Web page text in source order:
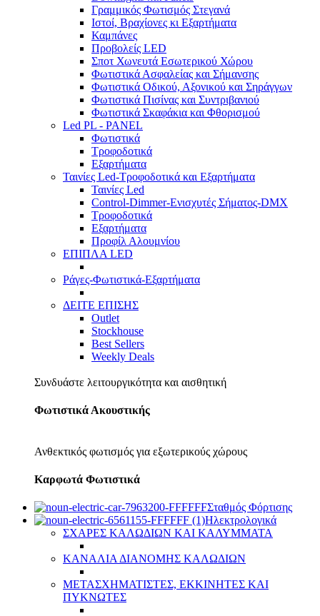
Γραμμικός Φωτισμός Στεγανά
Ιστοί, Βραχίονες κι Εξαρτήματα
Καμπάνες
Προβολείς LED
Σποτ Χωνευτά Εσωτερικού Χώρου
Φωτιστικά Ασφαλείας και Σήμανσης
Φωτιστικά Οδικού, Αξονικού και Σηράγγων
Φωτιστικά Πισίνας και Συντριβανιού
Φωτιστικά Σκαφάκια και Φθορισμού
Led PL - PANEL
Φωτιστικά
Τροφοδοτικά
Εξαρτήματα
Ταινίες Led-Τροφοδοτικά και Εξαρτήματα
Ταινίες Led
Control-Dimmer-Ενισχυτές Σήματος-DMX
Τροφοδοτικά
Εξαρτήματα
Προφίλ Αλουμνίου
ΕΠΙΠΛΑ LED
Ράγες-Φωτιστικά-Εξαρτήματα
ΔΕΙΤΕ ΕΠΙΣΗΣ
Outlet
Stockhouse
Best Sellers
Weekly Deals
Συνδυάστε λειτουργικότητα και αισθητική
Φωτιστικά Ακουστικής
Ανθεκτικός φωτισμός για εξωτερικούς χώρους
Καρφωτά Φωτιστικά
Σταθμός Φόρτισης
Ηλεκτρολογικά
ΣΧΑΡΕΣ ΚΑΛΩΔΙΩΝ ΚΑΙ ΚΑΛΥΜΜΑΤΑ
ΚΑΝΑΛΙΑ ΔΙΑΝΟΜΗΣ ΚΑΛΩΔΙΩΝ
ΜΕΤΑΣΧΗΜΑΤΙΣΤΕΣ, ΕΚΚΙΝΗΤΕΣ ΚΑΙ
ΠΥΚΝΩΤΕΣ